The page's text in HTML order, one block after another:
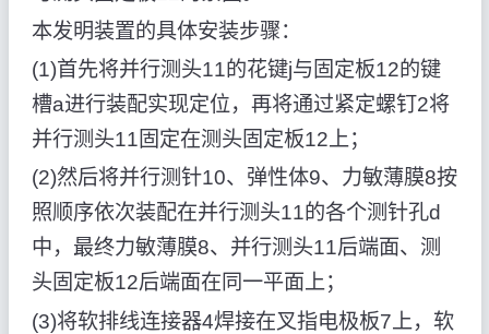
本发明装置的具体安装步骤：
(1)首先将并行测头11的花键j与固定板12的键
槽a进行装配实现定位，再将通过紧定螺钉2将
并行测头11固定在测头固定板12上；
(2)然后将并行测针10、弹性体9、力敏薄膜8按
照顺序依次装配在并行测头11的各个测针孔d
中，最终力敏薄膜8、并行测头11后端面、测
头固定板12后端面在同一平面上；
(3)将软排线连接器4焊接在叉指电极板7上，软